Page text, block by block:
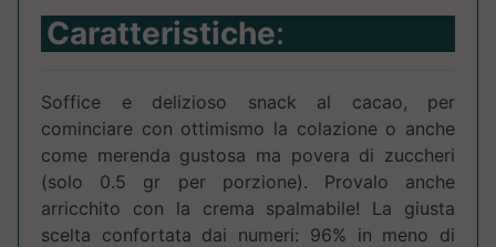
Caratteristiche:
Soffice e delizioso snack al cacao, per
cominciare con ottimismo la colazione o anche
come merenda gustosa ma povera di zuccheri
(solo 0.5 gr per porzione). Provalo anche
arricchito con la crema spalmabile! La giusta
scelta confortata dai numeri: 96% in meno di